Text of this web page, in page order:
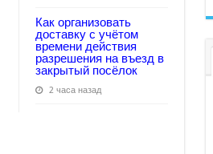
Как организовать
доставку с учётом
времени действия
разрешения на въезд в
закрытый посёлок
2 часа назад